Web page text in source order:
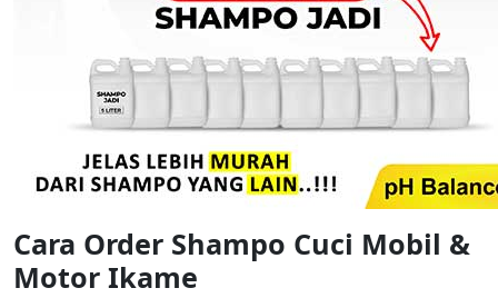
Cara Order Shampo Cuci Mobil &
Motor Ikame